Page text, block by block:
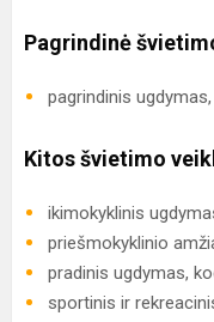
Pagrindinė
pagrindinis
Kitos švietimo
ikimokyklinis
priešmokyklinio
pradinis ugdymas,
sportinis ir